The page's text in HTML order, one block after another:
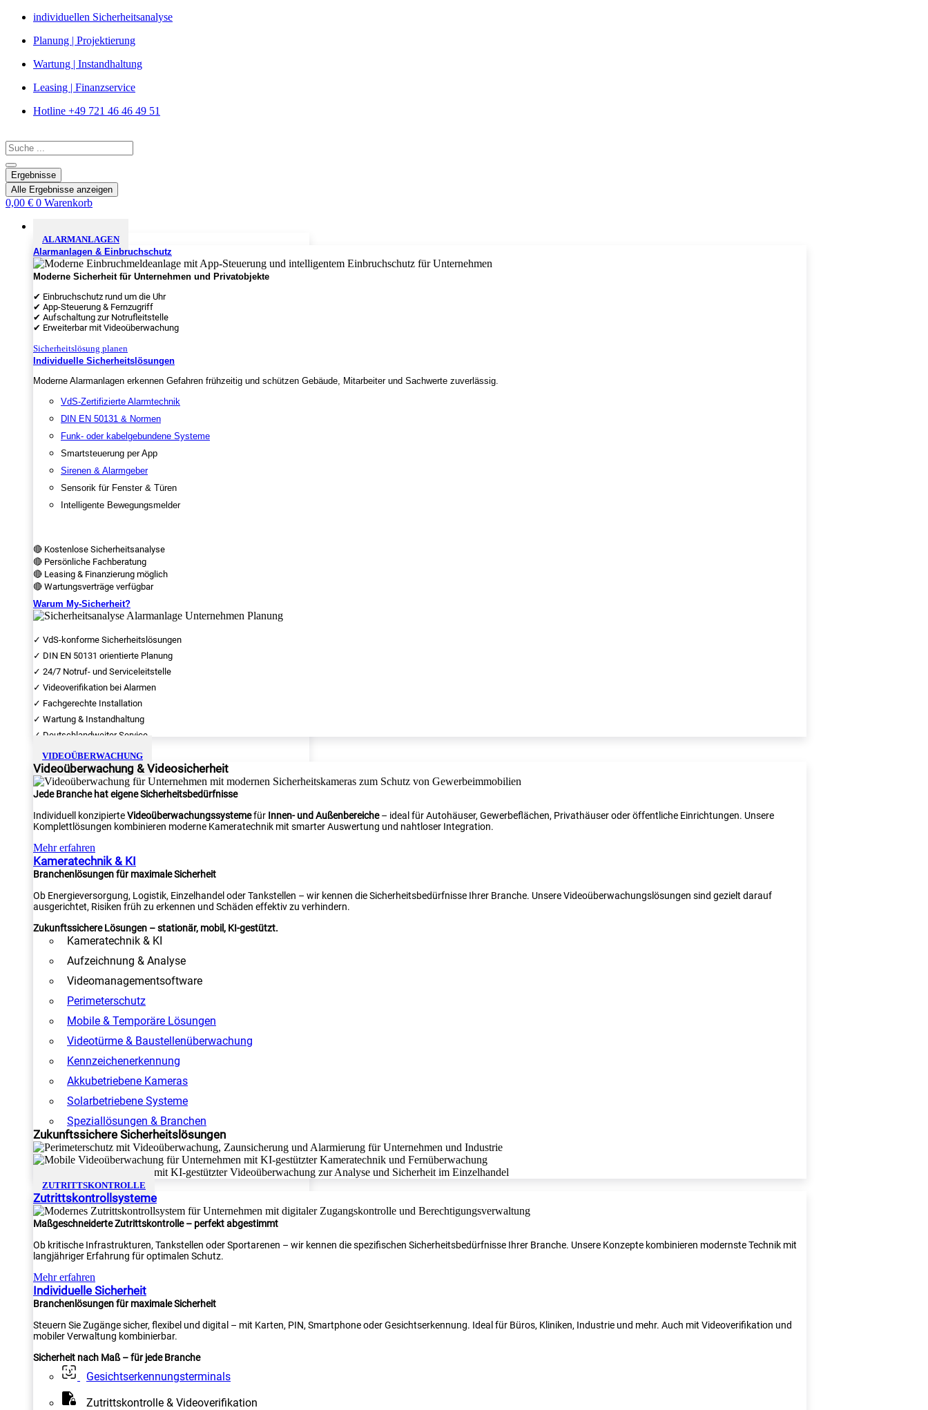
Zum
springen
individuellen Sicherheitsanalyse
Planung | Projektierung
Wartung | Instandhaltung
Leasing | Finanzservice
Hotline +49 721 46 46 49 51
Search
...
Ergebnisse
Alle Ergebnisse anzeigen
0,00 € 0 Warenkorb
ALARMANLAGEN
Alarmanlagen & Einbruchschutz
Moderne Sicherheit für Unternehmen und Privatobjekte
✔ Einbruchschutz rund um die Uhr
✔ App-Steuerung & Fernzugriff
✔ Aufschaltung zur Notrufleitstelle
✔ Erweiterbar mit Videoüberwachung
Sicherheitslösung planen
Individuelle Sicherheitslösungen
Moderne Alarmanlagen erkennen Gefahren frühzeitig und schützen Gebäude, Mitarbeiter und Sachwerte zuverlässig.
VdS-Zertifizierte Alarmtechnik
DIN EN 50131 & Normen
Funk- oder kabelgebundene Systeme
Smartsteuerung per App
Sirenen & Alarmgeber
Sensorik für Fenster & Türen
Intelligente Bewegungsmelder
🔴 Kostenlose Sicherheitsanalyse
🔴 Persönliche Fachberatung
🔴 Leasing & Finanzierung möglich
🔴 Wartungsverträge verfügbar
Warum My-Sicherheit?
✓ VdS-konforme Sicherheitslösungen
✓ DIN EN 50131 orientierte Planung
✓ 24/7 Notruf- und Serviceleitstelle
✓ Videoverifikation bei Alarmen
✓ Fachgerechte Installation
✓ Wartung & Instandhaltung
✓ Deutschlandweiter Service
VIDEOÜBERWACHUNG
Videoüberwachung & Videosicherheit
Jede Branche hat eigene Sicherheitsbedürfnisse
Individuell konzipierteVideoüberwachungssystemefür Innen- und Außenbereiche– ideal für Autohäuser, Gewerbeflächen, Privathäuser oder öffentliche Einrichtungen. Unsere
Komplettlösungen kombinieren moderne Kameratechnik mit smarter Auswertung und nahtloser Integration.
Mehr erfahren
Kameratechnik & KI
Branchenlösungen für maximale Sicherheit
Ob Energieversorgung, Logistik, Einzelhandel oder Tankstellen – wir kennen die Sicherheitsbedürfnisse Ihrer Branche. Unsere Videoüberwachungslösungen sind gezielt darauf
ausgerichtet, Risiken früh zu erkennen und Schäden effektiv zu verhindern.
Zukunftssichere Lösungen – stationär, mobil, KI-gestützt.
Kameratechnik & KI
Aufzeichnung & Analyse
Videomanagementsoftware
Perimeterschutz
Mobile & Temporäre Lösungen
Videotürme & Baustellenüberwachung
Kennzeichenerkennung
Akkubetriebene Kameras
Solarbetriebene Systeme
Speziallösungen & Branchen
Zukunftssichere Sicherheitslösungen
ZUTRITTSKONTROLLE
Zutrittskontrollsysteme
Maßgeschneiderte Zutrittskontrolle – perfekt abgestimmt
Ob kritische Infrastrukturen, Tankstellen oder Sportarenen – wir kennen die spezifischen Sicherheitsbedürfnisse Ihrer Branche. Unsere Konzepte kombinieren modernste Technik mit
langjähriger Erfahrung für optimalen Schutz.
Mehr erfahren
Individuelle Sicherheit
Branchenlösungen für maximale Sicherheit
Steuern Sie Zugänge sicher, flexibel und digital – mit Karten, PIN, Smartphone oder Gesichtserkennung. Ideal für Büros, Kliniken, Industrie und mehr. Auch mit Videoverifikation und
mobiler Verwaltung kombinierbar.
Sicherheit nach Maß – für jede Branche
Gesichtserkennungsterminals
Zutrittskontrolle & Videoverifikation